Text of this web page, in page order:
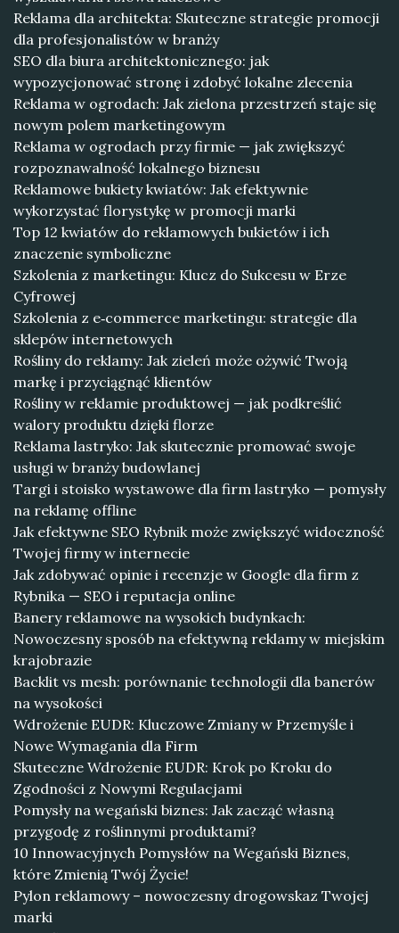
Reklama dla architekta: Skuteczne strategie promocji
dla profesjonalistów w branży
SEO dla biura architektonicznego: jak
wypozycjonować stronę i zdobyć lokalne zlecenia
Reklama w ogrodach: Jak zielona przestrzeń staje się
nowym polem marketingowym
Reklama w ogrodach przy firmie — jak zwiększyć
rozpoznawalność lokalnego biznesu
Reklamowe bukiety kwiatów: Jak efektywnie
wykorzystać florystykę w promocji marki
Top 12 kwiatów do reklamowych bukietów i ich
znaczenie symboliczne
Szkolenia z marketingu: Klucz do Sukcesu w Erze
Cyfrowej
Szkolenia z e‑commerce marketingu: strategie dla
sklepów internetowych
Rośliny do reklamy: Jak zieleń może ożywić Twoją
markę i przyciągnąć klientów
Rośliny w reklamie produktowej — jak podkreślić
walory produktu dzięki florze
Reklama lastryko: Jak skutecznie promować swoje
usługi w branży budowlanej
Targi i stoisko wystawowe dla firm lastryko — pomysły
na reklamę offline
Jak efektywne SEO Rybnik może zwiększyć widoczność
Twojej firmy w internecie
Jak zdobywać opinie i recenzje w Google dla firm z
Rybnika — SEO i reputacja online
Banery reklamowe na wysokich budynkach:
Nowoczesny sposób na efektywną reklamy w miejskim
krajobrazie
Backlit vs mesh: porównanie technologii dla banerów
na wysokości
Wdrożenie EUDR: Kluczowe Zmiany w Przemyśle i
Nowe Wymagania dla Firm
Skuteczne Wdrożenie EUDR: Krok po Kroku do
Zgodności z Nowymi Regulacjami
Pomysły na wegański biznes: Jak zacząć własną
przygodę z roślinnymi produktami?
10 Innowacyjnych Pomysłów na Wegański Biznes,
które Zmienią Twój Życie!
Pylon reklamowy – nowoczesny drogowskaz Twojej
marki